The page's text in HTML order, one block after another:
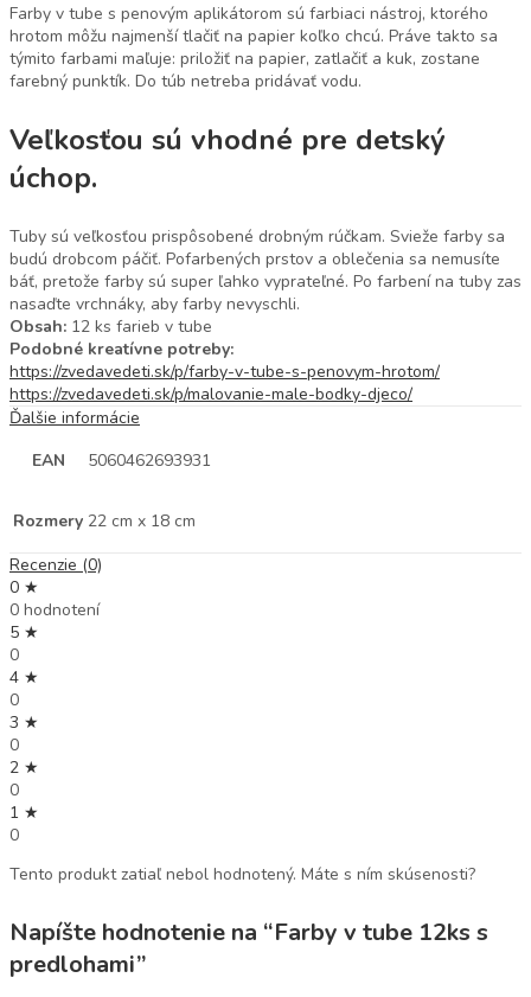
Farby v tube s penovým aplikátorom sú farbiaci nástroj, ktorého
hrotom môžu najmenší tlačiť na papier koľko chcú. Práve takto sa
týmito farbami maľuje: priložiť na papier, zatlačiť a kuk, zostane
farebný punktík. Do túb netreba pridávať vodu.
Veľkosťou sú vhodné pre detský
úchop.
Tuby sú veľkosťou prispôsobené drobným rúčkam. Svieže farby sa
budú drobcom páčiť. Pofarbených prstov a oblečenia sa nemusíte
báť, pretože farby sú super ľahko vyprateľné. Po farbení na tuby zas
nasaďte vrchnáky, aby farby nevyschli.
Obsah: 12 ks farieb v tube
Podobné kreatívne potreby:
https://zvedavedeti.sk/p/farby-v-tube-s-penovym-hrotom/
https://zvedavedeti.sk/p/malovanie-male-bodky-djeco/
Ďalšie informácie
EAN
5060462693931
Rozmery 22 cm x 18 cm
Recenzie (0)
0 ★
0 hodnotení
5 ★
0
4 ★
0
3 ★
0
2 ★
0
1 ★
0
Tento produkt zatiaľ nebol hodnotený. Máte s ním skúsenosti?
Napíšte hodnotenie na “Farby v tube 12ks s
predlohami”